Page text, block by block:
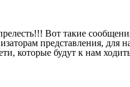
Вот такие
представления,
которые будут к нам